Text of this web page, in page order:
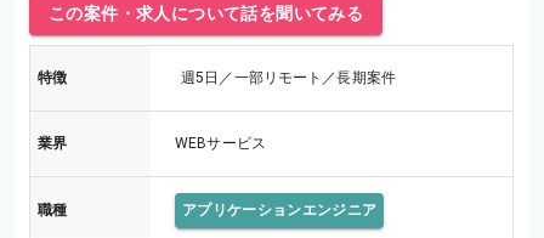
この案件・求人について話を聞いてみる
特徴 週5日／一部リモート／長期案件
業界 WEBサービス
職種 アプリケーションエンジニア